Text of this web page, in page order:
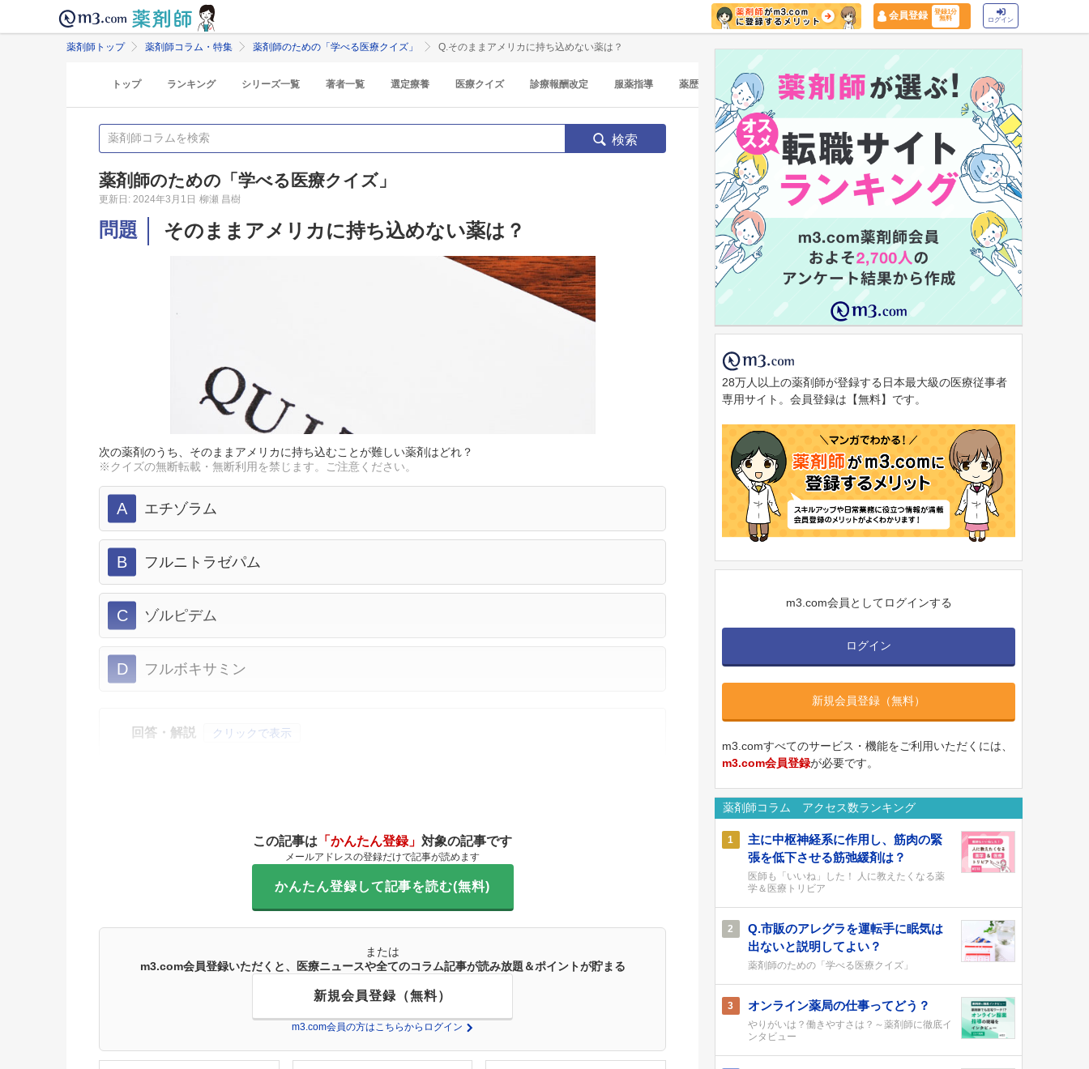
会員登録
登録1分
無料
ログイン
薬剤師トップ 薬剤師コラム・特集 薬剤師のための「学べる医療クイズ」 Q.そのままアメリカに持ち込めない薬は？
トップ ランキング シリーズ一覧 著者一覧 選定療養 医療クイズ 診療報酬改定 服薬指導 薬歴 マイナ保険証
検索
薬剤師のための「学べる医療クイズ」
更新日: 2024年3月1日 柳瀬 昌樹
問題 そのままアメリカに持ち込めない薬は？
次の薬剤のうち、そのままアメリカに持ち込むことが難しい薬剤はどれ？
※クイズの無断転載・無断利用を禁じます。ご注意ください。
A エチゾラム
B フルニトラゼパム
C ゾルピデム
D フルボキサミン
回答・解説 クリックで表示
この記事は 「かんたん登録」 対象の記事です
メールアドレスの登録だけで記事が読めます
かんたん登録して記事を読む(無料)
または
m3.com会員登録いただくと、医療ニュースや全てのコラム記事が読み放題＆ポイントが貯まる
新規会員登録（無料）
m3.com会員の方はこちらからログイン
28万人以上の薬剤師が登録する日本最大級の医療従事者
専用サイト。会員登録は【無料】です。
m3.com会員としてログインする
ログイン
新規会員登録（無料）
m3.comすべてのサービス・機能をご利用いただくには、
m3.com会員登録が必要です。
薬剤師コラム アクセス数ランキング
1
主に中枢神経系に作用し、筋肉の緊
張を低下させる筋弛緩剤は？
医師も「いいね」した！ 人に教えたくなる薬
学＆医療トリビア
2
Q.市販のアレグラを運転手に眠気は
出ないと説明してよい？
薬剤師のための「学べる医療クイズ」
3 オンライン薬局の仕事ってどう？
やりがいは？働きやすさは？～薬剤師に徹底イ
ンタビュー